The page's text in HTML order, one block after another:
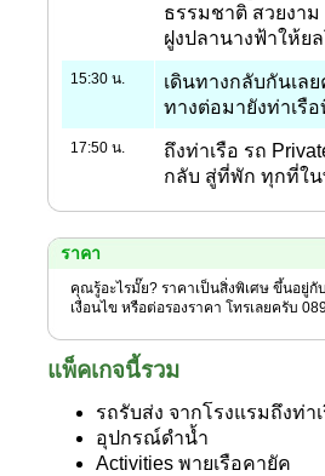
ธรรมชาติ สวยงา
ฝูงปลานางฟ้าให้ย
15:30 น.
เดินทางกลับกันเลย
ทางต่อมายังท่าเรื
17:50 น.
ถึงท่าเรือ รถ
กลับ สู่ที่พัก ทุกที่ใ
ราคา
คุณรู้อะไรมั๊ย? ราคาเป็นสิ่งพิเศษ ขึ้นอยู่กั
เงื่อนไข หรือต่อรองราคา โทรเลยครับ
แพ็คเกจนี้รวม
รถรับส่ง จากโรงแรมถึงท่า
อุปกรณ์ดำน้ำ
Activities พายเรือคายัค